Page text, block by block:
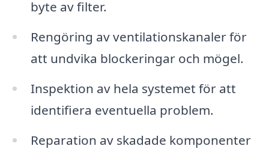
byte av filter.
Rengöring av ventilationskanaler för
att undvika blockeringar och mögel.
Inspektion av hela systemet för att
identifiera eventuella problem.
Reparation av skadade komponenter